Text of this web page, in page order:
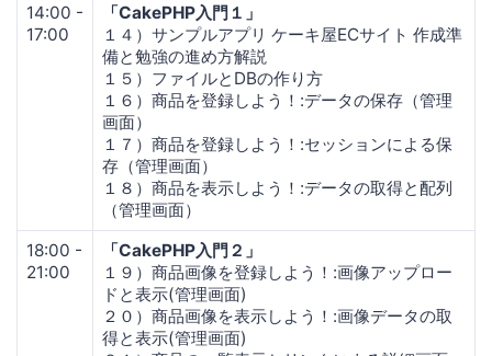
14:00 -
17:00
「CakePHP入門１」
１４）サンプルアプリ ケーキ屋ECサイト 作成準
備と勉強の進め方解説
１５）ファイルとDBの作り方
１６）商品を登録しよう！:データの保存（管理
画面）
１７）商品を登録しよう！:セッションによる保
存（管理画面）
１８）商品を表示しよう！:データの取得と配列
（管理画面）
18:00 -
21:00
「CakePHP入門２」
１９）商品画像を登録しよう！:画像アップロー
ドと表示(管理画面)
２０）商品画像を表示しよう！:画像データの取
得と表示(管理画面)